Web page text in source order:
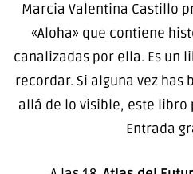
Marcia Valentina Castillo
«Aloha» que contiene
canalizadas por ella. Es un
recordar. Si alguna vez has
allá de lo visible, este libro
Entrada